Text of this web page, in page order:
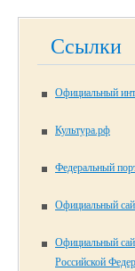
Ссылки
Официальный
Культура.рф
Федеральный
Официальный
Официальный
Российской